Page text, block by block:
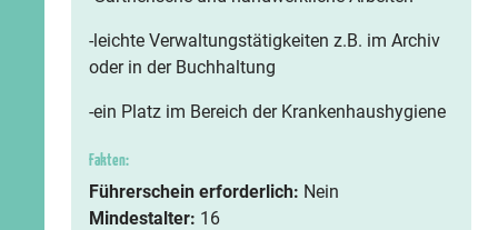
-leichte Verwaltungstätigkeiten z.B. im Archiv
oder in der Buchhaltung
-ein Platz im Bereich der Krankenhaushygiene
Fakten:
Führerschein erforderlich: Nein
Mindestalter: 16